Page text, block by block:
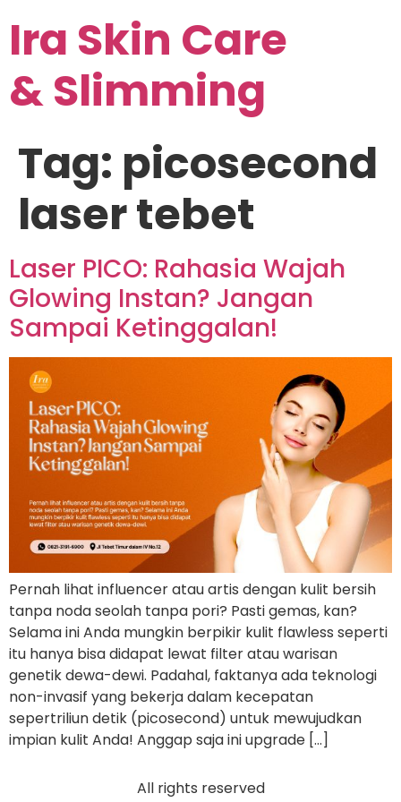
Ira Skin Care
& Slimming
Tag: picosecond
laser tebet
Laser PICO: Rahasia Wajah
Glowing Instan? Jangan
Sampai Ketinggalan!
Pernah lihat influencer atau artis dengan kulit bersih
tanpa noda seolah tanpa pori? Pasti gemas, kan?
Selama ini Anda mungkin berpikir kulit flawless seperti
itu hanya bisa didapat lewat filter atau warisan
genetik dewa-dewi. Padahal, faktanya ada teknologi
non-invasif yang bekerja dalam kecepatan
sepertriliun detik (picosecond) untuk mewujudkan
impian kulit Anda! Anggap saja ini upgrade […]
All rights reserved